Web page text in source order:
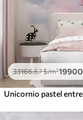
33166.67$/m²19900